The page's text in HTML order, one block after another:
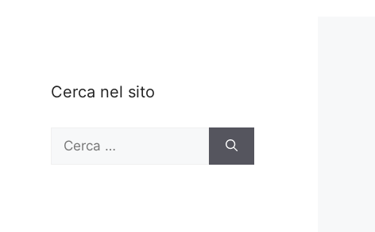
Cerca nel sito
Ricerca